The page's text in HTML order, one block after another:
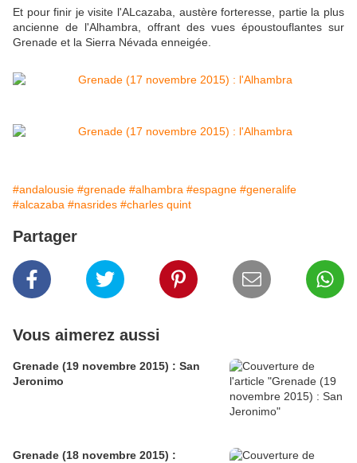
Et pour finir je visite l'ALcazaba, austère forteresse, partie la plus
ancienne de l'Alhambra, offrant des vues époustouflantes sur
Grenade et la Sierra Névada enneigée.
#andalousie #grenade #alhambra #espagne #generalife
#alcazaba #nasrides #charles quint
Partager
Vous aimerez aussi
Grenade (19 novembre 2015) : San
Jeronimo
Grenade (18 novembre 2015) :